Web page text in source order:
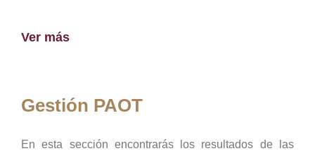
Ver más
Gestión PAOT
En esta sección encontrarás los resultados de las